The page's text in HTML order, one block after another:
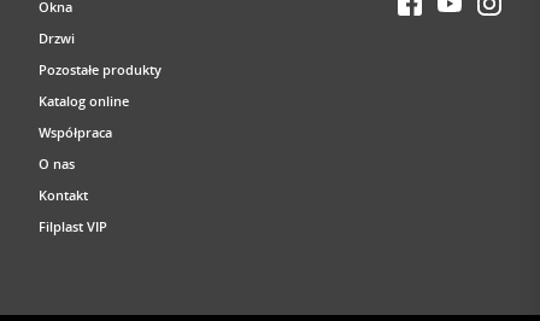
Okna
Drzwi
Pozostałe produkty
Katalog online
Współpraca
O nas
Kontakt
Filplast VIP